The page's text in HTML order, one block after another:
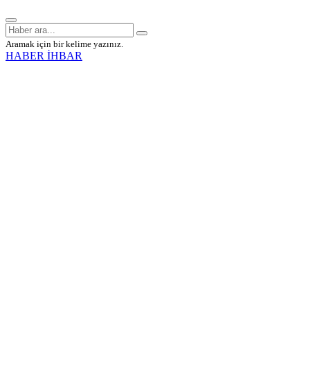
Aramak için bir kelime yazınız.
HABER İHBAR